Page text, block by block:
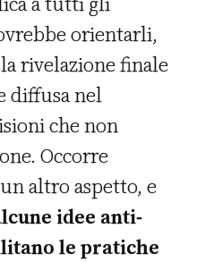
orientarli,
rivelazione finale
diffusa nel
che non
Occorre
altro aspetto, e
idee anti-
le pratiche